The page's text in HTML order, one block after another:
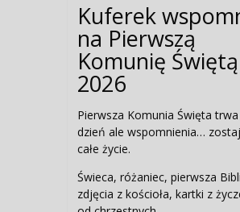
Kuferek
na Pierwszą
Komunię Świętą
2026
Pierwsza Komunia Święta
dzień ale wspomnienia…
całe życie.
Świeca, różaniec, pierwsza
zdjęcia z kościoła, kartki z